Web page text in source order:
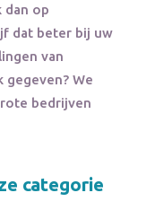
dan op
dat beter bij uw
van
gegeven? We
bedrijven
categorie